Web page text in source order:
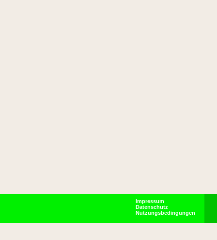
Impressum
Datenschutz
Nutzungsbedingungen